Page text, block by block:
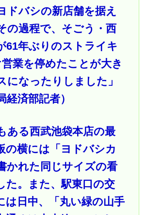
ドバシの新店舗を据え
の過程で、そごう・西
61年ぶりのストライキ
業を停めたことが大き
になったりしました」
経済部記者）
ある西武池袋本店の最
の横には「ヨドバシカ
かれた同じサイズの看
た。また、駅東口の交
は日中、「丸い緑の山手